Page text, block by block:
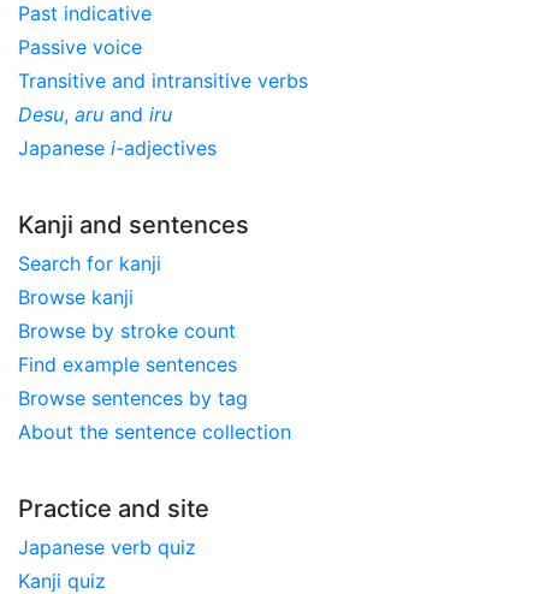
Past indicative
Passive voice
Transitive and intransitive verbs
Desu, aru and iru
Japanese i-adjectives
Kanji and sentences
Search for kanji
Browse kanji
Browse by stroke count
Find example sentences
Browse sentences by tag
About the sentence collection
Practice and site
Japanese verb quiz
Kanji quiz